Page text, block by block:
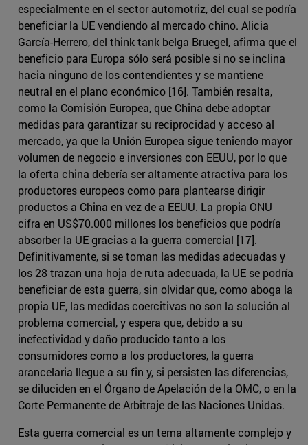
especialmente en el sector automotriz, del cual se podría
beneficiar la UE vendiendo al mercado chino. Alicia
García-Herrero, del think tank belga Bruegel, afirma que el
beneficio para Europa sólo será posible si no se inclina
hacia ninguno de los contendientes y se mantiene
neutral en el plano económico [16]. También resalta,
como la Comisión Europea, que China debe adoptar
medidas para garantizar su reciprocidad y acceso al
mercado, ya que la Unión Europea sigue teniendo mayor
volumen de negocio e inversiones con EEUU, por lo que
la oferta china debería ser altamente atractiva para los
productores europeos como para plantearse dirigir
productos a China en vez de a EEUU. La propia ONU
cifra en US$70.000 millones los beneficios que podría
absorber la UE gracias a la guerra comercial [17].
Definitivamente, si se toman las medidas adecuadas y
los 28 trazan una hoja de ruta adecuada, la UE se podría
beneficiar de esta guerra, sin olvidar que, como aboga la
propia UE, las medidas coercitivas no son la solución al
problema comercial, y espera que, debido a su
inefectividad y daño producido tanto a los
consumidores como a los productores, la guerra
arancelaria llegue a su fin y, si persisten las diferencias,
se diluciden en el Órgano de Apelación de la OMC, o en la
Corte Permanente de Arbitraje de las Naciones Unidas.
Esta guerra comercial es un tema altamente complejo y